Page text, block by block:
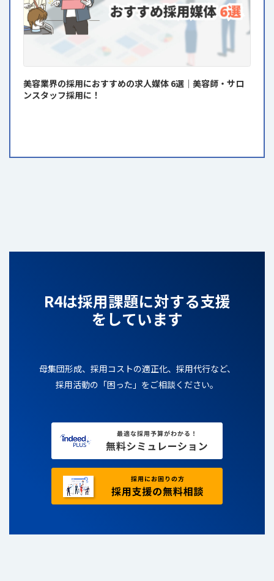
美容業界の採用におすすめの求人媒体 6選｜美容師・サロ
ンスタッフ採用に！
R4は採用課題に対する支援
をしています
母集団形成、採用コストの適正化、採用代行など、
採用活動の「困った」をご相談ください。